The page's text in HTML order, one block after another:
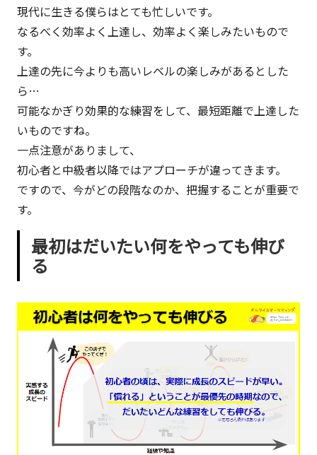
家
の
一
面
も。
こ
の
ブ
ロ
グ
は
『ク
イ
テ
ビ
ジ
現代に生きる僕らはとても忙しいです。
なるべく効率よく上達し、効率よく楽しみたいもので
す。
上達の先に今よりも高いレベルの楽しみがあるとした
ら…
可能なかぎり効果的な練習をして、最短距離で上達した
いものですね。
一点注意がありまして、
初心者と中級者以降ではアプローチが違ってきます。
ですので、今がどの段階なのか、把握することが重要で
す。
最初はだいたい何をやっても伸び
る